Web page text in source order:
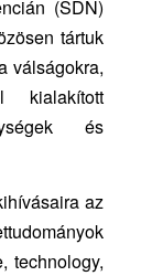
(SDN)
tártuk
válságokra,
és
az
technology,